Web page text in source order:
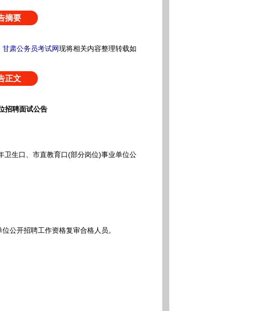
摘要
甘肃公务员考试网现将相关内容整理转载如
正文
招聘面试公告
生口、市直教育口(部分岗位)事业单位公
开招聘工作资格复审合格人员。